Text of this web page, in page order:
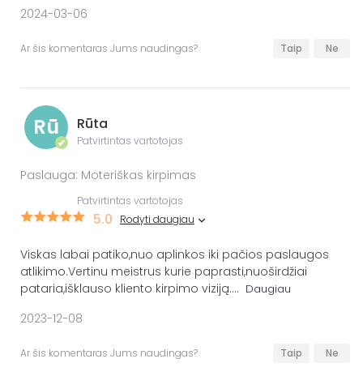
2024-03-06
Ar šis komentaras Jums naudingas? Taip Ne
Rū
✔
Rūta
Patvirtintas vartotojas
Paslauga: Moteriškas kirpimas
Patvirtintas vartotojas
5.0 Rodyti daugiau
Viskas labai patiko,nuo aplinkos iki pačios paslaugos
atlikimo.Vertinu meistrus kurie paprasti,nuoširdžiai
pataria,išklauso kliento kirpimo viziją.... Daugiau
2023-12-08
Ar šis komentaras Jums naudingas? Taip Ne